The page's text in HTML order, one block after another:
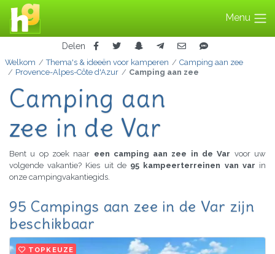
Menu
Delen
Welkom Thema's & ideeën voor kamperen
Camping aan zee
Provence-Alpes-Côte d'Azur
Camping aan zee
Camping aan
zee in de Var
Bent u op zoek naar een camping aan zee in de Var voor uw
volgende vakantie? Kies uit de 95 kampeerterreinen van var in
onze campingvakantiegids.
95 Campings aan zee in de Var zijn
beschikbaar
TOPKEUZE